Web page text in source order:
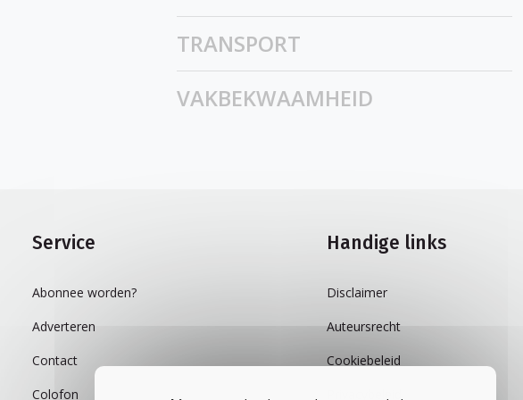
TRANSPORT
VAKBEKWAAMHEID
Service
Abonnee worden?
Adverteren
Contact
Colofon
Handige links
Disclaimer
Auteursrecht
Cookiebeleid